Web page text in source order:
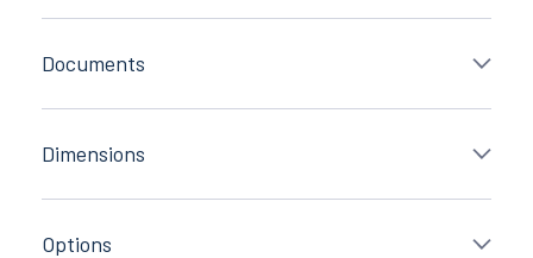
Documents
Dimensions
Options